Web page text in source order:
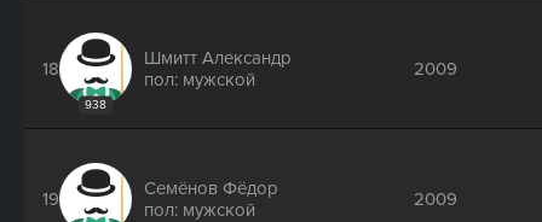
18
938
Шмитт Александр
пол: мужской
2009
19
Семёнов Фёдор
пол: мужской
2009